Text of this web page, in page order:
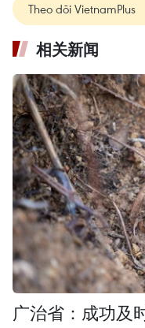
Theo dõi VietnamPlus
相关新闻
广治省：成功及